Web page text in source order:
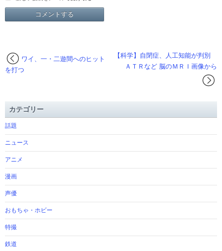
【科学】自閉症、人工知能が判別
ＡＴＲなど 脳のＭＲＩ画像から
ワイ、一・二遊間へのヒット
を打つ
カテゴリー
話題
ニュース
アニメ
漫画
声優
おもちゃ・ホビー
特撮
鉄道